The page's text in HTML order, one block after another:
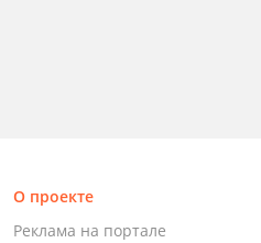
О проекте
Реклама на портале